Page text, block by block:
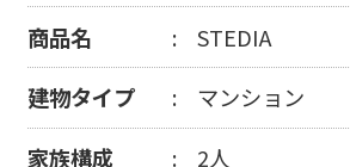
商品名
STEDIA
建物タイプ
マンション
家族構成
2人